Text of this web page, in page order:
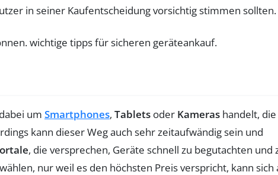
in seiner Kaufentscheidung vorsichtig stimmen sollten.
um Smartphones, Tablets oder Kameras handelt, die
kann dieser Weg auch sehr zeitaufwändig sein und
, die versprechen, Geräte schnell zu begutachten und
nur weil es den höchsten Preis verspricht, kann sich